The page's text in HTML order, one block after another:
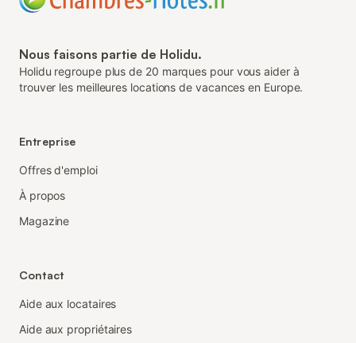
Nous faisons partie de Holidu.
Holidu regroupe plus de 20 marques pour vous aider à
trouver les meilleures locations de vacances en Europe.
Entreprise
Offres d'emploi
À propos
Magazine
Contact
Aide aux locataires
Aide aux propriétaires